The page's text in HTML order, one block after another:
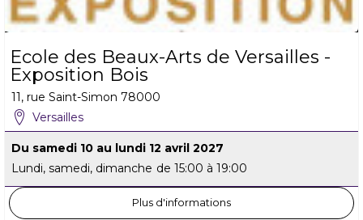
Ecole des Beaux-Arts de Versailles -
Exposition Bois
11, rue Saint-Simon 78000
Versailles
Du samedi 10 au lundi 12 avril 2027
Lundi, samedi, dimanche de 15:00 à 19:00
Plus d'informations